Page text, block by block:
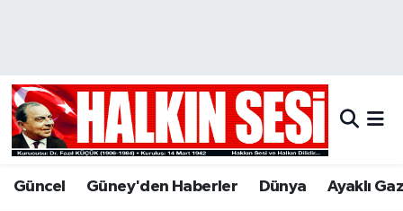
Güncel Güney'den Haberler Dünya Ayaklı
Hava Durumu
Trafik Durumu